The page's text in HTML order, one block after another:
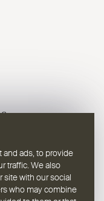
ads, to provide
traffic. We also
site with our social
who may combine